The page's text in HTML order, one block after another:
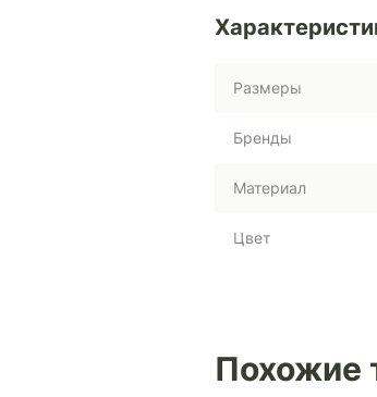
Размеры
Бренды
Материал
Цвет
Похожие